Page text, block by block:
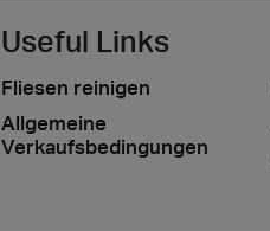
Useful Links
Fliesen reinigen
Allgemeine
Verkaufsbedingungen